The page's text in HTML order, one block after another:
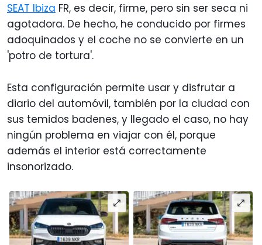
SEAT Ibiza FR, es decir, firme, pero sin ser seca ni
agotadora. De hecho, he conducido por firmes
adoquinados y el coche no se convierte en un
'potro de tortura'.
Esta configuración permite usar y disfrutar a
diario del automóvil, también por la ciudad con
sus temidos badenes, y llegado el caso, no hay
ningún problema en viajar con él, porque
además el interior está correctamente
insonorizado.